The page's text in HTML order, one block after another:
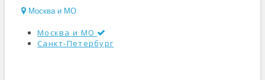
Москва и МО
Москва и МО
Санкт-Петербург